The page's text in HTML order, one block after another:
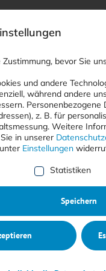
Suchen
bevor Sie
und andere
während andere
Personenbezogene
z. B. für
Weitere
in unserer
Einstellungen
der Service-Statistiken
Speichern